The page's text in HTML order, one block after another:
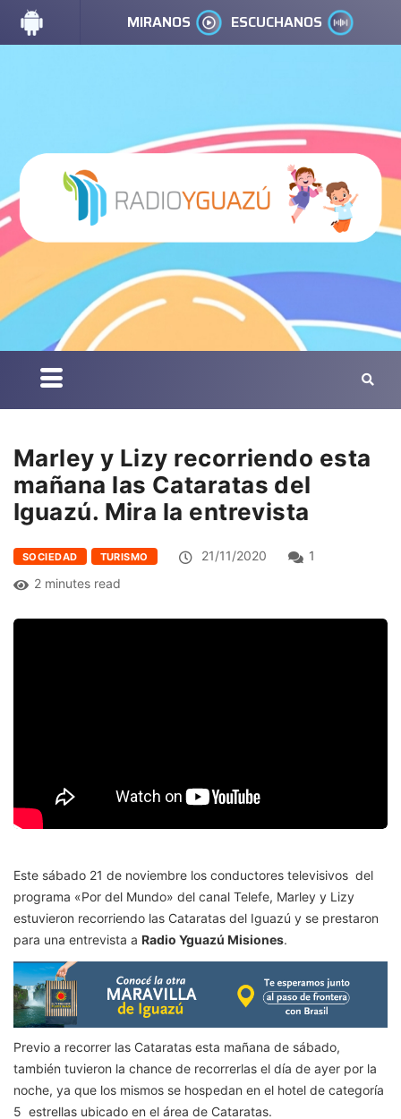
MIRANOS ESCUCHANOS
Marley y Lizy recorriendo esta
mañana las Cataratas del
Iguazú. Mira la entrevista
SOCIEDAD TURISMO 21/11/2020
1
2 minutes read
Este sábado 21 de noviembre los conductores televisivos del
programa «Por del Mundo» del canal Telefe, Marley y Lizy
estuvieron recorriendo las Cataratas del Iguazú y se prestaron
para una entrevista a Radio Yguazú Misiones.
Previo a recorrer las Cataratas esta mañana de sábado,
también tuvieron la chance de recorrerlas el día de ayer por la
noche, ya que los mismos se hospedan en el hotel de categoría
5 estrellas ubicado en el área de Cataratas.